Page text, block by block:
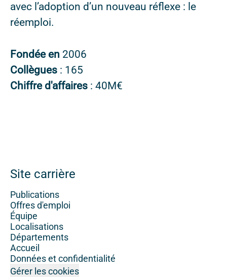
avec l’adoption d’un nouveau réflexe : le
réemploi.
Fondée en 2006
Collègues : 165
Chiffre d'affaires : 40M€
Site carrière
Publications
Offres d'emploi
Équipe
Localisations
Départements
Accueil
Données et confidentialité
Gérer les cookies